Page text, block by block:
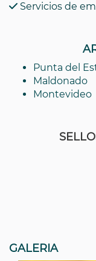
Servicios de
Punta del
Maldonado
Montevideo
GALERIA